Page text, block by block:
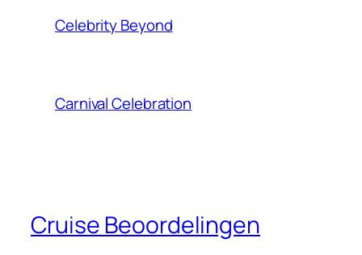
Celebrity Beyond
Carnival Celebration
Cruise Beoordelingen